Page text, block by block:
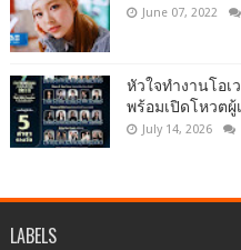
June 07, 2022
หัวใจทำงานโอเ
พร้อมเปิดโหวตผู้
July 14, 2026
LABELS